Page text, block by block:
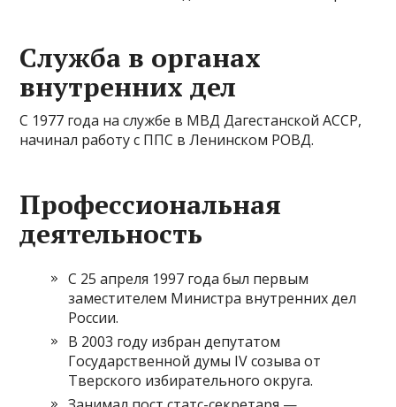
Служба в органах
внутренних дел
С 1977 года на службе в МВД Дагестанской АССР,
начинал работу с ППС в Ленинском РОВД.
Профессиональная
деятельность
С 25 апреля 1997 года был первым
заместителем Министра внутренних дел
России.
В 2003 году избран депутатом
Государственной думы IV созыва от
Тверского избирательного округа.